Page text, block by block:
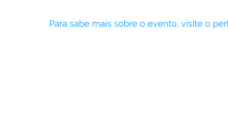
Para sabe mais sobre o evento, visite o